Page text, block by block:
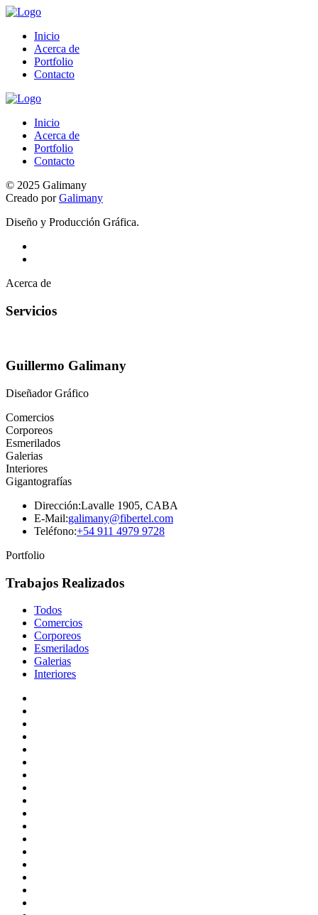
Inicio
Acerca de
Portfolio
Contacto
Inicio
Acerca de
Portfolio
Contacto
© 2025 Galimany
Creado porGalimany
Diseño y Producción Gráfica.
Acerca de
Servicios
Guillermo Galimany
Diseñador Gráfico
Comercios
Corporeos
Esmerilados
Galerias
Interiores
Gigantografías
Dirección:Lavalle 1905, CABA
E-Mail:galimany@fibertel.com
Teléfono:+54 911 4979 9728
Portfolio
Trabajos Realizados
Todos
Comercios
Corporeos
Esmerilados
Galerias
Interiores